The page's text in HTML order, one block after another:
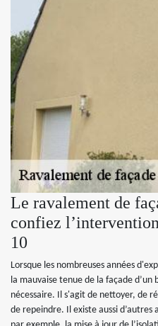
Le ravalement de
confiez
10
Lorsque les nombreuses années
la mauvaise tenue de la façade
nécessaire. Il s'agit de nettoyer, de
de repeindre. Il existe aussi